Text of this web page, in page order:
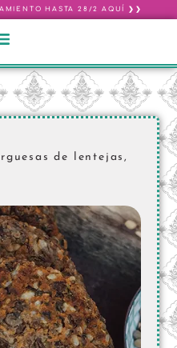
HASTA 28/2 AQUÍ ❯❯
de lentejas,